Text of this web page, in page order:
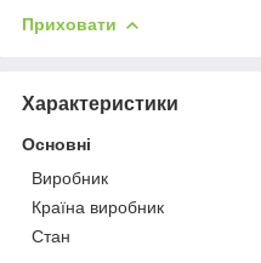
Приховати
Характеристики
Основні
Виробник
Країна виробник
Стан